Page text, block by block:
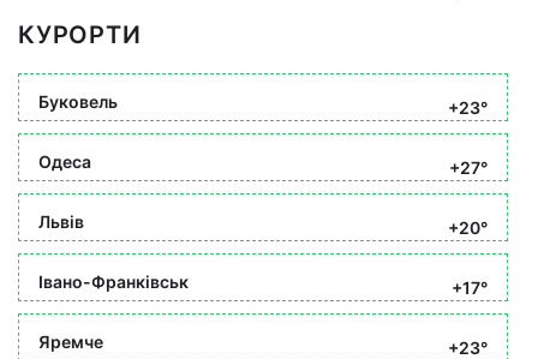
КУРОРТИ
Буковель +23°
Одеса +27°
Львів +20°
Івано-Франківськ +17°
Яремче +23°